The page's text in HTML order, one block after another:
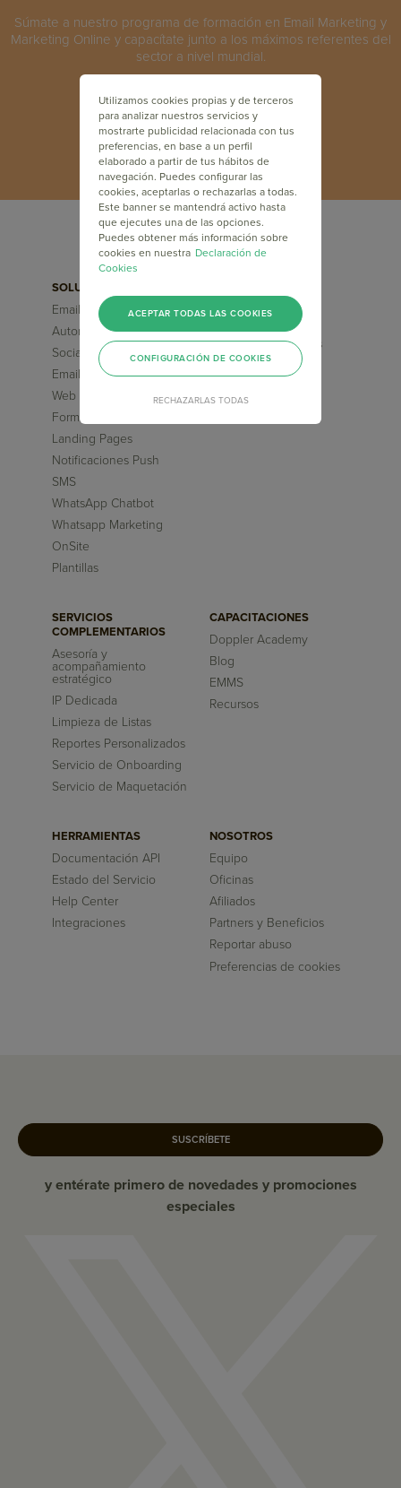
Súmate a nuestro programa de formación en Email Marketing y
Marketing Online y capacítate junto a los máximos referentes del
sector a nivel mundial.
INSCRÍBETE GRATIS
SOLUCIONES
Email Marketing
Automation Marketing
Social Media ChatBot
Email Transaccional
Web Chatbot
Formularios
Landing Pages
Notificaciones Push
SMS
WhatsApp Chatbot
Whatsapp Marketing
OnSite
Plantillas
Segmentaciones
Flujos pre-diseñados
Inteligencia Artificial
SERVICIOS
COMPLEMENTARIOS
Asesoría y
acompañamiento
estratégico
IP Dedicada
Limpieza de Listas
Reportes Personalizados
Servicio de Onboarding
Servicio de Maquetación
CAPACITACIONES
Doppler Academy
Blog
EMMS
Recursos
HERRAMIENTAS
Documentación API
Estado del Servicio
Help Center
Integraciones
NOSOTROS
Equipo
Oficinas
Afiliados
Partners y Beneficios
Reportar abuso
Preferencias de cookies
SUSCRÍBETE
y entérate primero de novedades y promociones
especiales
Utilizamos cookies propias y de terceros
para analizar nuestros servicios y
mostrarte publicidad relacionada con tus
preferencias, en base a un perfil
elaborado a partir de tus hábitos de
navegación. Puedes configurar las
cookies, aceptarlas o rechazarlas a todas.
Este banner se mantendrá activo hasta
que ejecutes una de las opciones.
Puedes obtener más información sobre
cookies en nuestra Declaración de
Cookies
RECHAZARLAS TODAS
ACEPTAR TODAS LAS COOKIES
CONFIGURACIÓN DE COOKIES